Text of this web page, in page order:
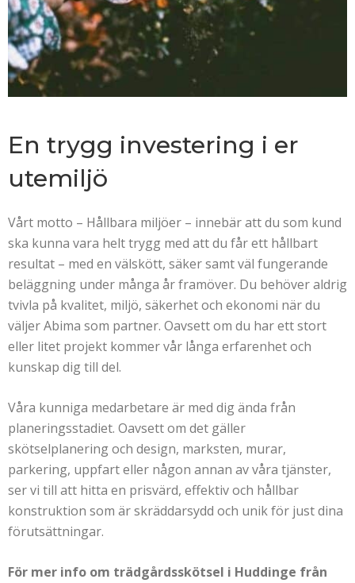
En trygg investering i er
utemiljö
Vårt motto – Hållbara miljöer – innebär att du som kund
ska kunna vara helt trygg med att du får ett hållbart
resultat – med en välskött, säker samt väl fungerande
beläggning under många år framöver. Du behöver aldrig
tvivla på kvalitet, miljö, säkerhet och ekonomi när du
väljer Abima som partner. Oavsett om du har ett stort
eller litet projekt kommer vår långa erfarenhet och
kunskap dig till del.
Våra kunniga medarbetare är med dig ända från
planeringsstadiet. Oavsett om det gäller
skötselplanering och design, marksten, murar,
parkering, uppfart eller någon annan av våra tjänster,
ser vi till att hitta en prisvärd, effektiv och hållbar
konstruktion som är skräddarsydd och unik för just dina
förutsättningar.
För mer info om trädgårdsskötsel i Huddinge från